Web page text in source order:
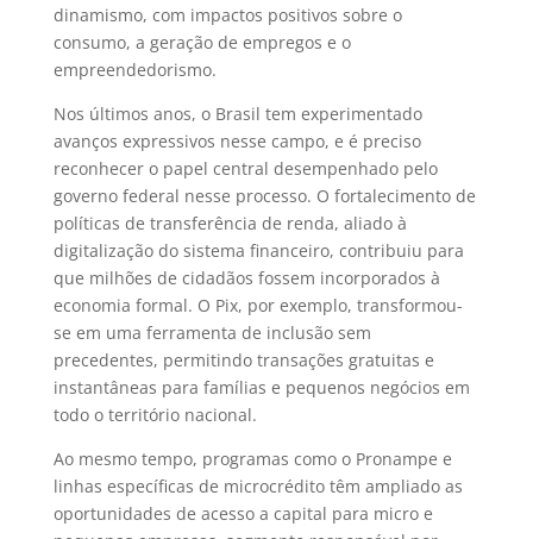
dinamismo, com impactos positivos sobre o
consumo, a geração de empregos e o
empreendedorismo.
Nos últimos anos, o Brasil tem experimentado
avanços expressivos nesse campo, e é preciso
reconhecer o papel central desempenhado pelo
governo federal nesse processo. O fortalecimento de
políticas de transferência de renda, aliado à
digitalização do sistema financeiro, contribuiu para
que milhões de cidadãos fossem incorporados à
economia formal. O Pix, por exemplo, transformou-
se em uma ferramenta de inclusão sem
precedentes, permitindo transações gratuitas e
instantâneas para famílias e pequenos negócios em
todo o território nacional.
Ao mesmo tempo, programas como o Pronampe e
linhas específicas de microcrédito têm ampliado as
oportunidades de acesso a capital para micro e